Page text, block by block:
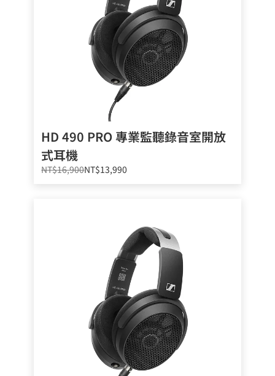
HD 490 PRO 專業監聽錄音室開放
式耳機
NT$16,900NT$13,990